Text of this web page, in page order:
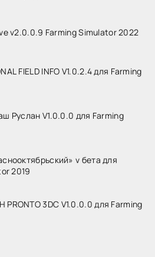
v2.0.0.9 Farming Simulator 2022
FIELD INFO V1.0.2.4 для Farming
Руслан V1.0.0.0 для Farming
v бета для
2019
PRONTO 3DC V1.0.0.0 для Farming